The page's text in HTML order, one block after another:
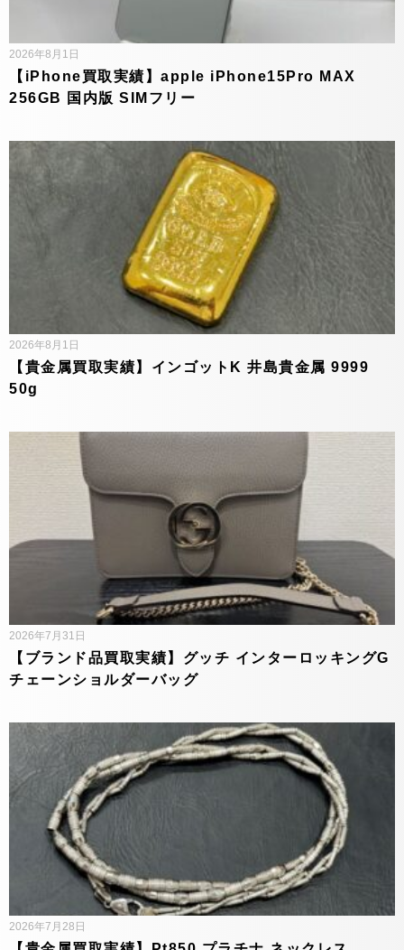
【iPhone買取実績】apple iPhone15Pro MAX
256GB 国内版 SIMフリー
2026年8月1日
【貴金属買取実績】インゴットK 井島貴金属 9999
50g
2026年8月1日
【ブランド品買取実績】グッチ インターロッキングG
チェーンショルダーバッグ
2026年7月31日
2026年7月28日